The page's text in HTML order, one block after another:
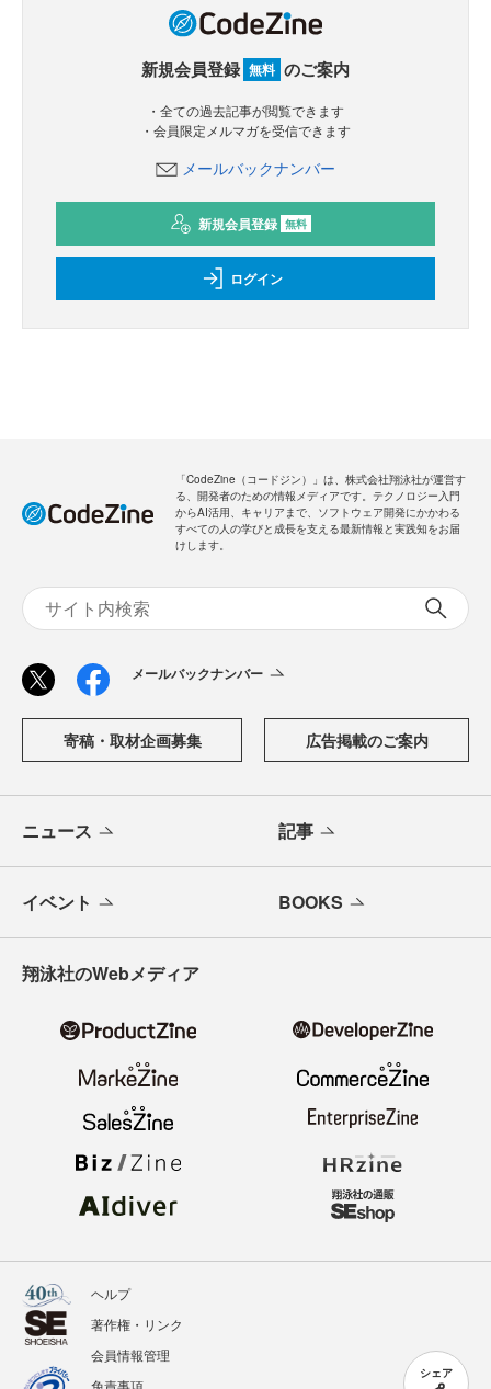
シェア
新規会員登録 無料 のご案内
・全ての過去記事が閲覧できます
・会員限定メルマガを受信できます
メールバックナンバー
新規会員登録 無料
ログイン
「CodeZine（コードジン）」は、株式会社翔泳社が運営す
る、開発者のための情報メディアです。テクノロジー入門
からAI活用、キャリアまで、ソフトウェア開発にかかわる
すべての人の学びと成長を支える最新情報と実践知をお届
けします。
メールバックナンバー
寄稿・取材企画募集 広告掲載のご案内
ニュース 記事
イベント BOOKS
翔泳社のWebメディア
ヘルプ
著作権・リンク
会員情報管理